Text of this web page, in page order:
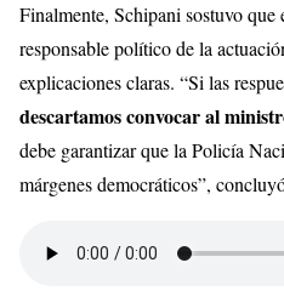
Finalmente, Schipani sostuvo
responsable político de la
explicaciones claras. “Si las
descartamos convocar al
debe garantizar que la Policía
márgenes democráticos”,